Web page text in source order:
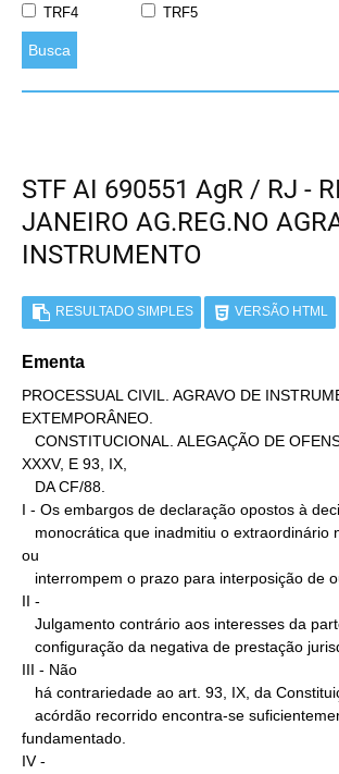
TRF4
TRF5
Busca
STF AI 690551 AgR / RJ -
JANEIRO AG.REG.NO
INSTRUMENTO
RESULTADO SIMPLES VERSÃO HTML
Ementa
PROCESSUAL CIVIL. AGRAVO DE
EXTEMPORÂNEO.
XXXV, E 93, IX,
I - Os embargos de declaração opostos à
ou
II -
III - Não
fundamentado.
IV -